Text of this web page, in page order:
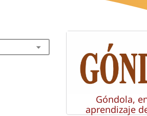
Góndola,
aprendizaje